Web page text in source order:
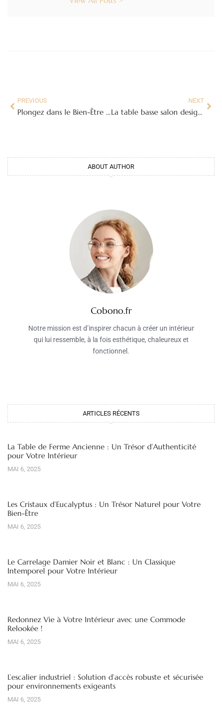
PREVIOUS
Plongez dans le Bien-Être Authentique avec le Bain Suédois
NEXT
La table basse salon design tendance : Un élément central pour sublimer votre intérieur
ABOUT AUTHOR
Cobono.fr
Notre mission est d’inspirer chacun à créer un intérieur
qui lui ressemble, à la fois esthétique, chaleureux et
fonctionnel.
ARTICLES RÉCENTS
La Table de Ferme Ancienne : Un Trésor d’Authenticité
pour Votre Intérieur
MAI 6, 2025
Les Cristaux d’Eucalyptus : Un Trésor Naturel pour Votre
Bien-Être
MAI 6, 2025
Le Carrelage Damier Noir et Blanc : Un Classique
Intemporel pour Votre Intérieur
MAI 6, 2025
Redonnez Vie à Votre Intérieur avec une Commode
Relookée !
MAI 6, 2025
L’escalier industriel : Solution d’accès robuste et sécurisée
pour environnements exigeants
MAI 6, 2025